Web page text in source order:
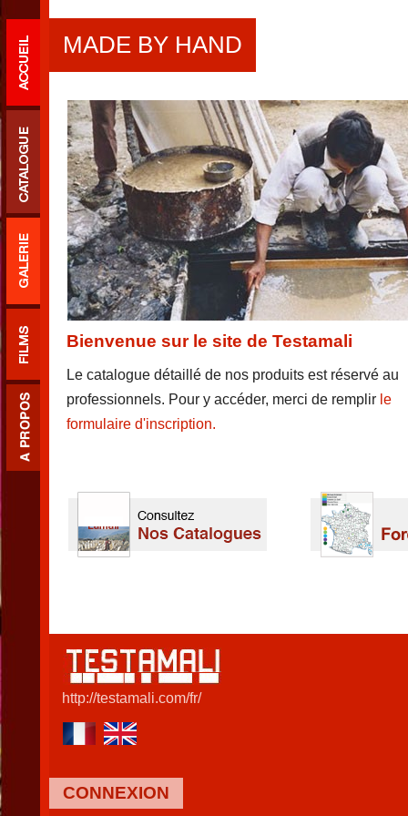
MADE BY HAND
Bienvenue sur le site de Testamali
Le catalogue détaillé de nos produits est réservé au
professionnels. Pour y accéder, merci de remplir le
formulaire d'inscription.
http://testamali.com/fr/
CONNEXION